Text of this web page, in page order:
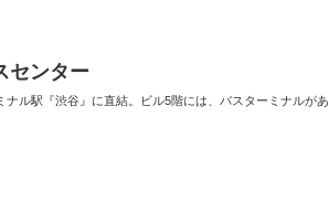
センター
ル駅『渋谷』に直結。ビル5階には、バスターミナルがあ